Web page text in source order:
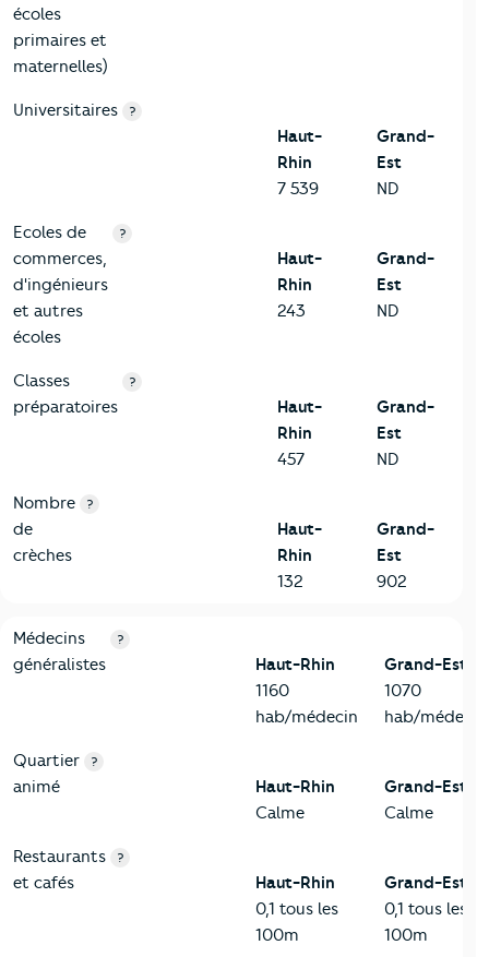
écoles
primaires et
maternelles)
Universitaires ?
Haut-
Rhin
7 539
Grand-
Est
ND
Ecoles de
commerces,
d'ingénieurs
et autres
écoles
?
Haut-
Rhin
243
Grand-
Est
ND
Classes
préparatoires
?
Haut-
Rhin
457
Grand-
Est
ND
Nombre
de
crèches
?
Haut-
Rhin
132
Grand-
Est
902
5-Commerces
Critères Haut-Rhin
Médecins
généralistes
?
Haut-Rhin
1160
hab/médecin
Grand-Est
1070
hab/médecin
Quartier
animé
?
Haut-Rhin
Calme
Grand-Est
Calme
Restaurants
et cafés
?
Haut-Rhin
0,1 tous les
100m
Grand-Est
0,1 tous les
100m